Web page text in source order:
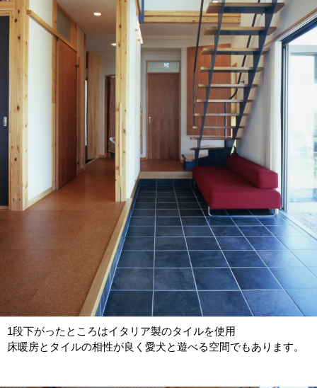
1段下がったところはイタリア製のタイルを使用
床暖房とタイルの相性が良く愛犬と遊べる空間でもあります。